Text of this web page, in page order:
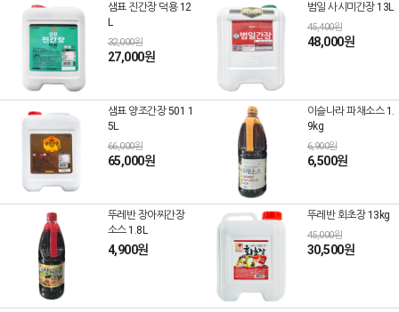
샘표 진간장 덕용 12
L
32,000원
27,000원
범일 사시미간장 13L
45,400원
48,000원
샘표 양조간장 501 1
5L
66,000원
65,000원
이슬나라 파채소스 1.
9kg
6,900원
6,500원
뚜레반 장아찌간장
소스 1.8L
4,900원
뚜레반 회초장 13kg
45,000원
30,500원